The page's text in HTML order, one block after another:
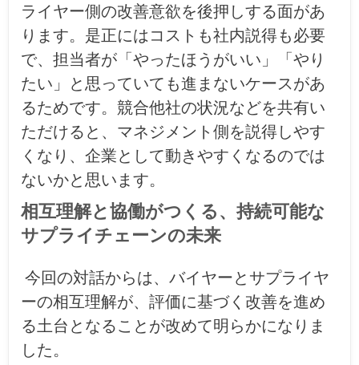
ライヤー側の改善意欲を後押しする面があ
ります。是正にはコストも社内説得も必要
で、担当者が「やったほうがいい」「やり
たい」と思っていても進まないケースがあ
るためです。競合他社の状況などを共有い
ただけると、マネジメント側を説得しやす
くなり、企業として動きやすくなるのでは
ないかと思います。
相互理解と協働がつくる、持続可能な
サプライチェーンの未来
今回の対話からは、バイヤーとサプライヤ
ーの相互理解が、評価に基づく改善を進め
る土台となることが改めて明らかになりま
した。